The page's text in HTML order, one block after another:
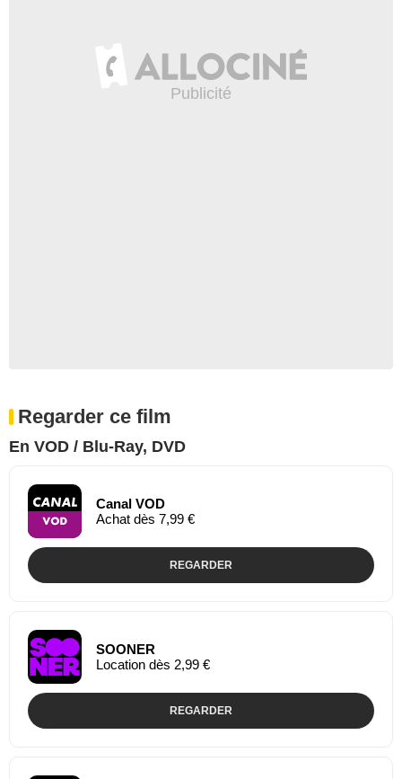
Regarder ce film
En VOD / Blu-Ray, DVD
Canal VOD
Achat dès 7,99 €
REGARDER
SOONER
Location dès 2,99 €
REGARDER